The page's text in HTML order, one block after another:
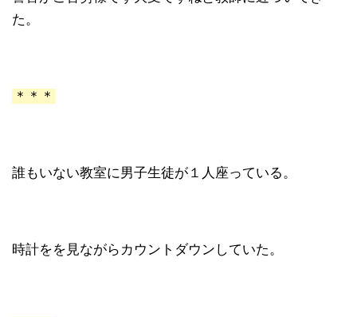
た。
＊＊＊
誰もいない教室に男子生徒が１人座っている。
時計をを見ながらカウントダウンしていた。